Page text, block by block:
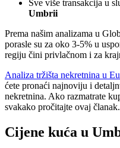
Sve više transakcija u
Umbrii
Prema našim analizama u
porasle su za oko 3-5% u
regiju čini privlačnom i za
Analiza tržišta nekretnina u
ćete pronaći najnoviju i
nekretnina. Ako razmatrate
svakako pročitajte ovaj članak.
Cijene kuća u